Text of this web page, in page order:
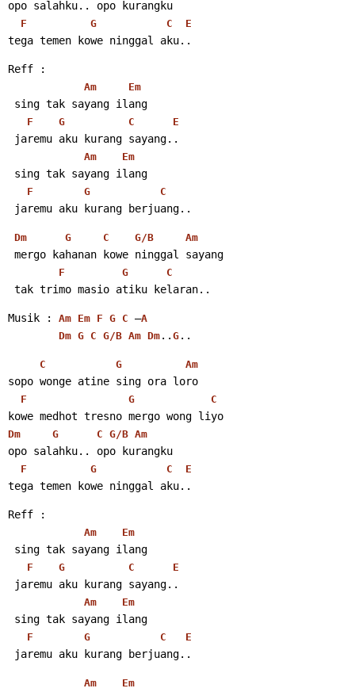
opo salahku.. opo kurangku
F G C E
tega temen kowe ninggal aku..
Reff :
Am Em
sing tak sayang ilang
F G C E
jaremu aku kurang sayang..
Am Em
sing tak sayang ilang
F G C
jaremu aku kurang berjuang..
Dm G C G/B Am
mergo kahanan kowe ninggal sayang
F G C
tak trimo masio atiku kelaran..
Musik : Am Em F G C –A
Dm G C G/B Am Dm .. G ..
C G Am
sopo wonge atine sing ora loro
F G C
kowe medhot tresno mergo wong liyo
Dm G C G/B Am
opo salahku.. opo kurangku
F G C E
tega temen kowe ninggal aku..
Reff :
Am Em
sing tak sayang ilang
F G C E
jaremu aku kurang sayang..
Am Em
sing tak sayang ilang
F G C E
jaremu aku kurang berjuang..
Am Em